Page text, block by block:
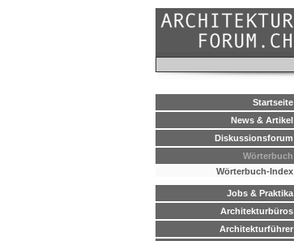
Startseite
News & Artikel
Diskussionsforum
Wörterbuch
Wörterbuch-Index
Jobs & Praktika
Architekturbüros
Architekturführer